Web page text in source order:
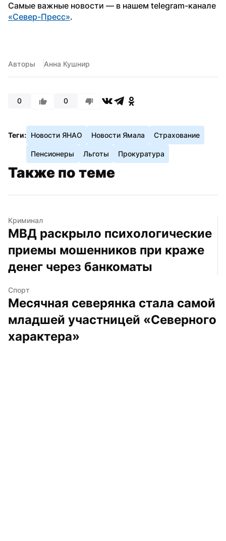
«Север-Пресс».
Авторы Анна Кушнир
0 0
Теги: Новости ЯНАО Новости Ямала Страхование
Пенсионеры Льготы Прокуратура
Также по теме
Криминал
МВД раскрыло психологические
приемы мошенников при краже
денег через банкоматы
Спорт
Месячная северянка стала самой
младшей участницей «Северного
характера»